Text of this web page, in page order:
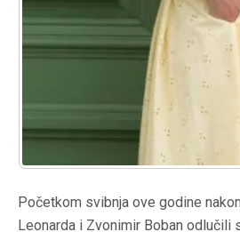
Početkom svibnja ove godine
Leonarda i Zvonimir Boban odlučili